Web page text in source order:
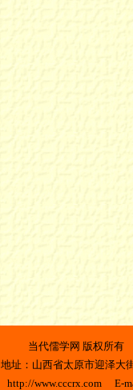
当代儒学网 版权
地址：山西省太原市迎泽
http://www.cccrx.com E-